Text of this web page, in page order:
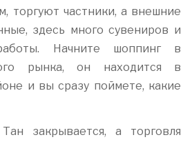
торгуют частники, а внешние
здесь много сувениров и
Начните шоппинг в
рынка, он находится в
и вы сразу поймете, какие
закрывается, а торговля